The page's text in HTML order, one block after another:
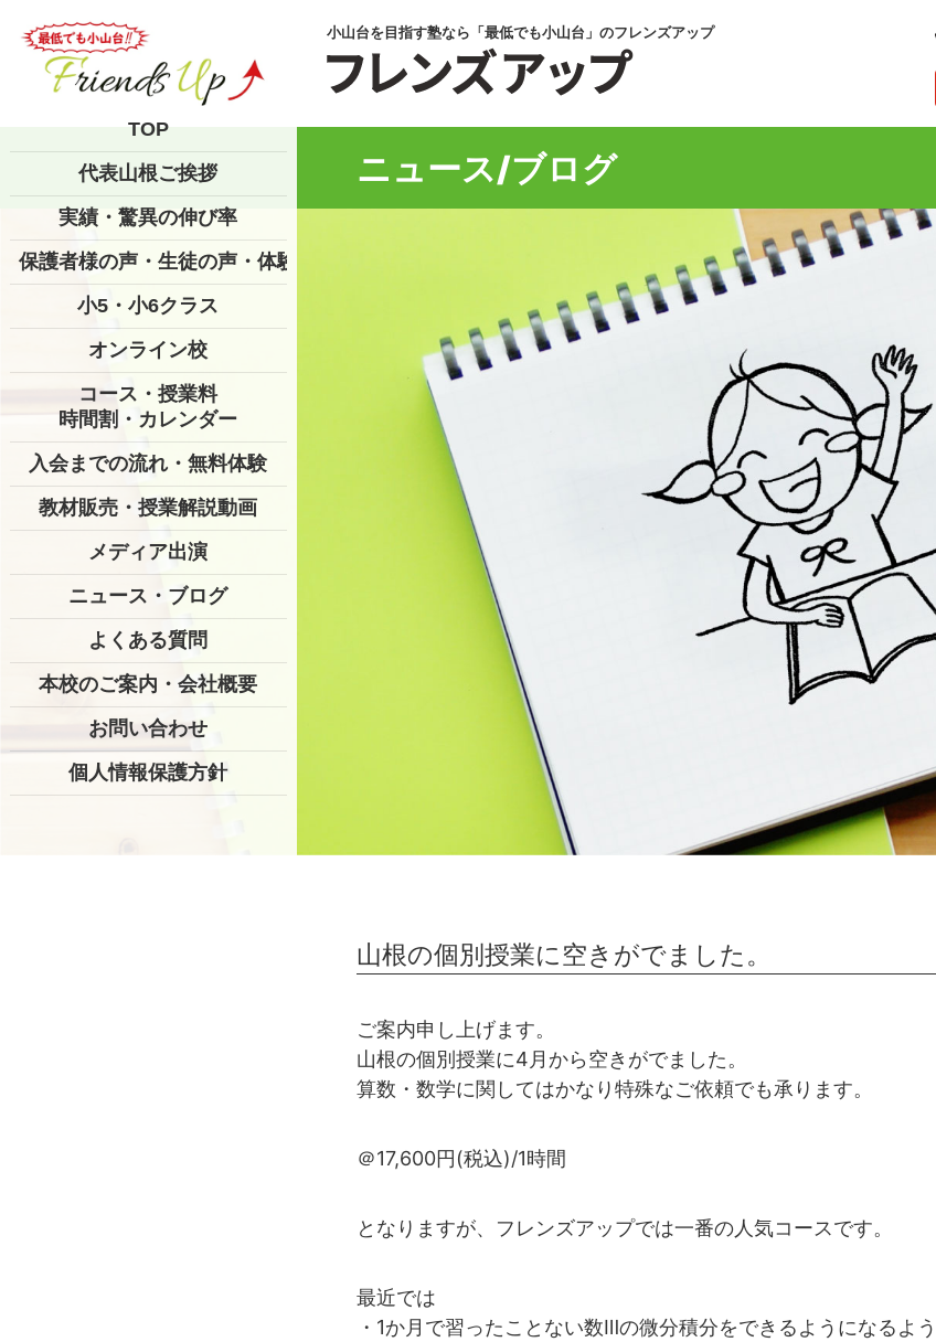
小山台を目指す塾なら「最低でも小山台」のフレンズアップ
TOP
代表山根ご挨拶
実績・驚異の伸び率
保護者様の声・生徒の声・体験記
小5・小6クラス
オンライン校
コース・授業料
時間割・カレンダー
入会までの流れ・無料体験
教材販売・授業解説動画
メディア出演
ニュース・ブログ
よくある質問
本校のご案内・会社概要
お問い合わせ
個人情報保護方針
ニュース/ブログ
山根の個別授業に空きがでました。
ご案内申し上げます。
山根の個別授業に4月から空きがでました。
算数・数学に関してはかなり特殊なご依頼でも承ります。
＠17,600円(税込)/1時間
となりますが、フレンズアップでは一番の人気コースです。
最近では
・1か月で習ったことない数Ⅲの微分積分をできるようになるよ